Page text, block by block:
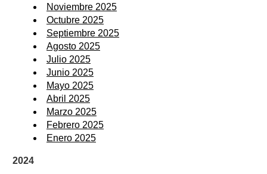
Noviembre 2025
Octubre 2025
Septiembre 2025
Agosto 2025
Julio 2025
Junio 2025
Mayo 2025
Abril 2025
Marzo 2025
Febrero 2025
Enero 2025
2024